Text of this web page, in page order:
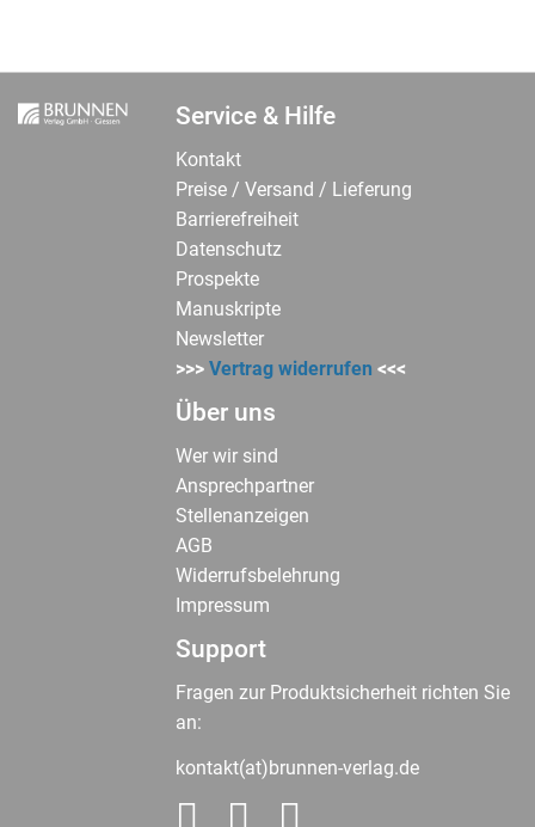
Service & Hilfe
Kontakt
Preise / Versand / Lieferung
Barrierefreiheit
Datenschutz
Prospekte
Manuskripte
Newsletter
>>>Vertrag widerrufen <<<
Über uns
Wer wir sind
Ansprechpartner
Stellenanzeigen
AGB
Widerrufsbelehrung
Impressum
Support
Fragen zur Produktsicherheit richten Sie
an:
kontakt(at)brunnen-verlag.de